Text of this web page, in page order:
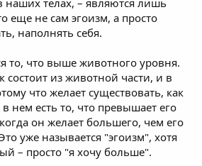
еще не сам эгоизм, а просто
наполнять себя.
то, что выше животного уровня.
состоит из животной части, и в
что желает существовать, как
нем есть то, что превышает его
он желает большего, чем его
уже называется "эгоизм", хотя
– просто "я хочу больше".